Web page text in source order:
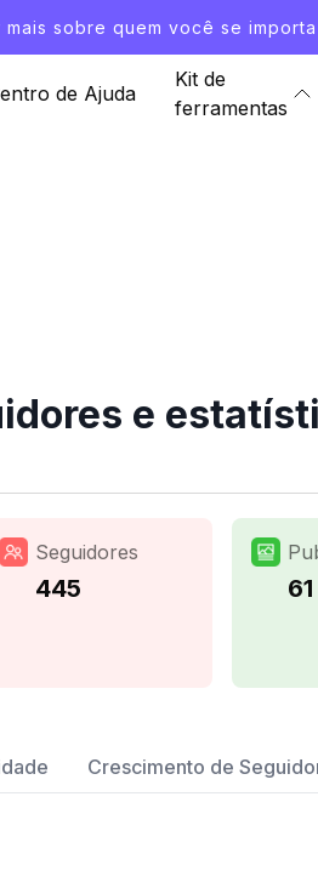
mais sobre quem você se importa
de Ajuda
Kit de
ferramentas
e
Seguidores
445 61
Crescimento de